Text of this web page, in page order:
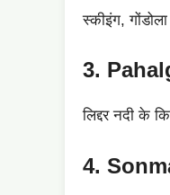
स्कीइंग,
3.
लिद्दर नदी के
4.